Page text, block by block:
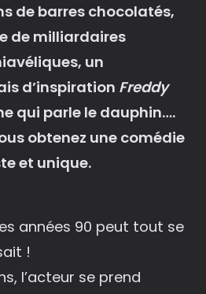
de barres chocolatés,
de milliardaires
un
d’inspiration Freddy
qui parle le dauphin….
obtenez une comédie
et unique.
années 90 peut tout se
!
l’acteur se prend